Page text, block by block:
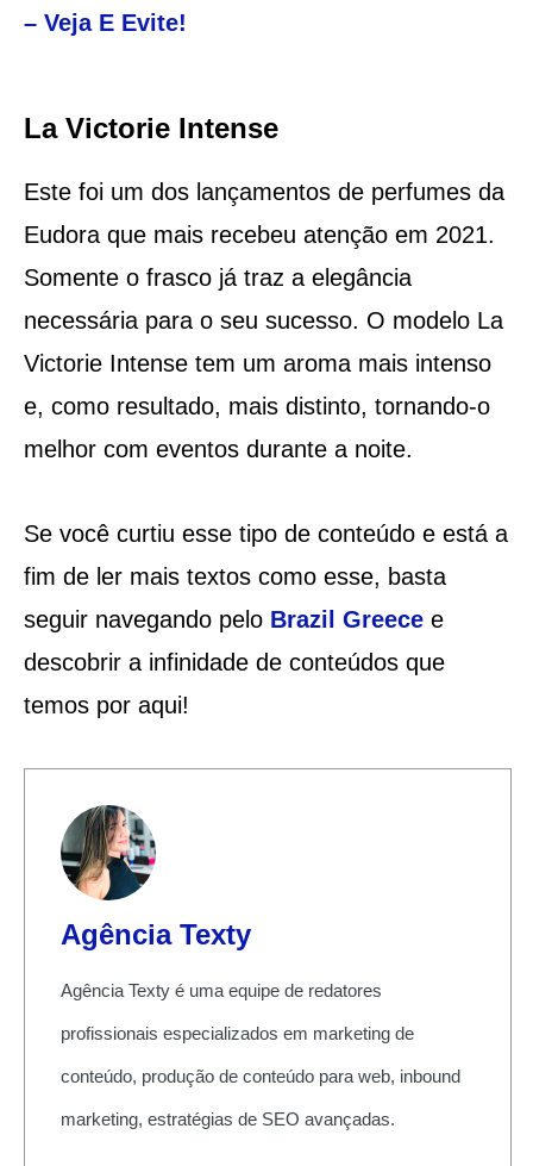
– Veja E Evite!
La Victorie Intense
Este foi um dos lançamentos de perfumes da
Eudora que mais recebeu atenção em 2021.
Somente o frasco já traz a elegância
necessária para o seu sucesso. O modelo La
Victorie Intense tem um aroma mais intenso
e, como resultado, mais distinto, tornando-o
melhor com eventos durante a noite.
Se você curtiu esse tipo de conteúdo e está a
fim de ler mais textos como esse, basta
seguir navegando pelo Brazil Greecee
descobrir a infinidade de conteúdos que
temos por aqui!
Agência Texty
Agência Texty é uma equipe de redatores
profissionais especializados em marketing de
conteúdo, produção de conteúdo para web, inbound
marketing, estratégias de SEO avançadas.